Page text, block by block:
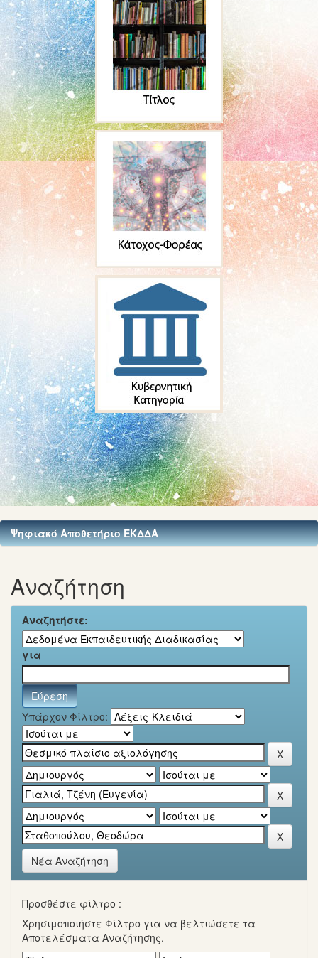
Ψηφιακό Αποθετήριο ΕΚΔΔΑ
Αναζήτηση
Αναζητήστε:
για
Υπάρχον Φίλτρο:
Νέα Αναζήτηση
Προσθέστε φίλτρο :
Χρησιμοποιήστε Φίλτρο για να βελτιώσετε τα
Αποτελέσματα Αναζήτησης.